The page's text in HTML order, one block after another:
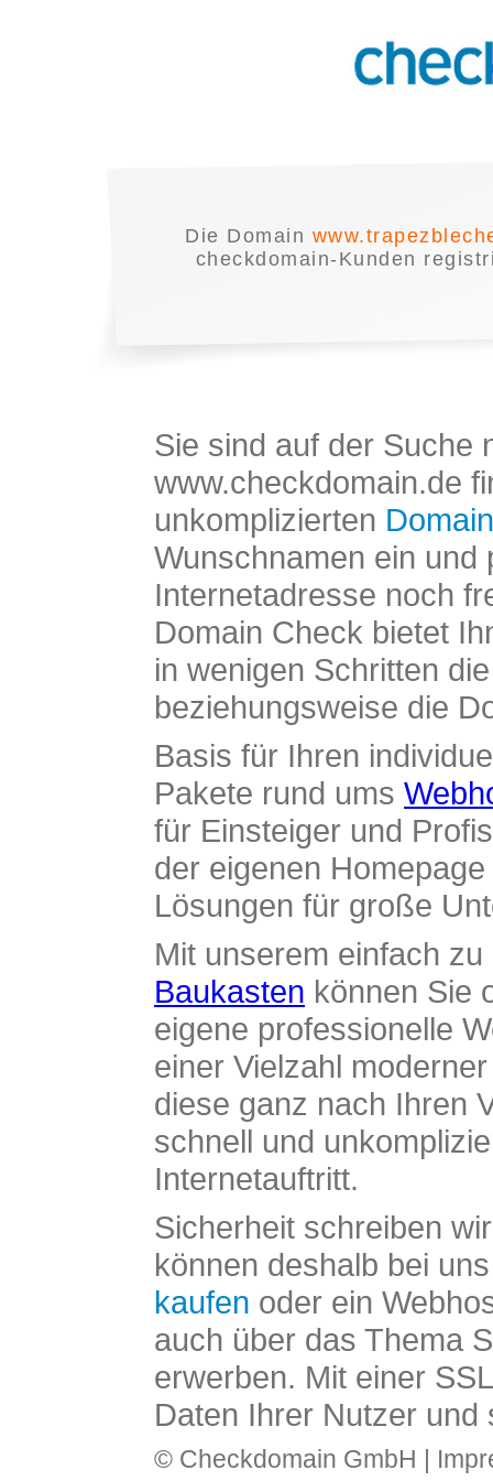
Die Domain
checkdomain-Kunden
Sie sind auf der Suche
www.checkdomain.de
unkomplizierten
Wunschnamen ein und
Internetadresse noch
Domain Check bietet
in wenigen Schritten
beziehungsweise die
Basis für Ihren
Pakete rund ums
für Einsteiger und
der eigenen
Lösungen für große
Mit unserem einfach
Baukasten können Sie
eigene professionelle
einer Vielzahl
diese ganz nach Ihren
schnell und
Internetauftritt.
Sicherheit schreiben
können deshalb bei
kaufen oder ein
auch über das Thema
erwerben. Mit einer
Daten Ihrer Nutzer und
© Checkdomain GmbH |